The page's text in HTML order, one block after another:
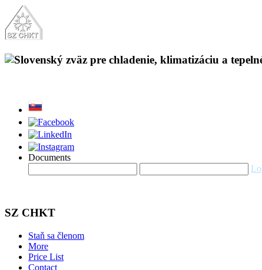
Documents
SZ CHKT
Staň sa členom
More
Price List
Contact